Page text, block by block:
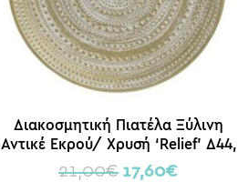
Διακοσμητική Πιατέλα Ξύλινη
Αντικέ Εκρού/ Χρυσή ‘Relief’ Δ44,
Inart
21,00€ 17,60€